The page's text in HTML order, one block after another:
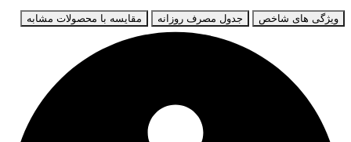
ویژگی های شاخص جدول مصرف روزانه مقایسه با محصولات مشابه